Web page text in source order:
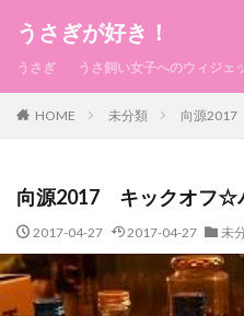
うさぎが好き！
うさぎ うさ飼い女子へのウィジェ
HOME 未分類 向源2017
向源2017 キックオフ☆
2017-04-27 2017-04-27 未